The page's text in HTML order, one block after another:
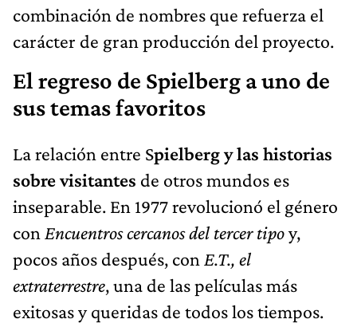
combinación de nombres que refuerza el
carácter de gran producción del proyecto.
El regreso de Spielberg a uno de
sus temas favoritos
La relación entre Spielberg y las historias
sobre visitantes de otros mundos es
inseparable. En 1977 revolucionó el género
con Encuentros cercanos del tercer tipoy,
pocos años después, con E.T., el
extraterrestre, una de las películas más
exitosas y queridas de todos los tiempos.